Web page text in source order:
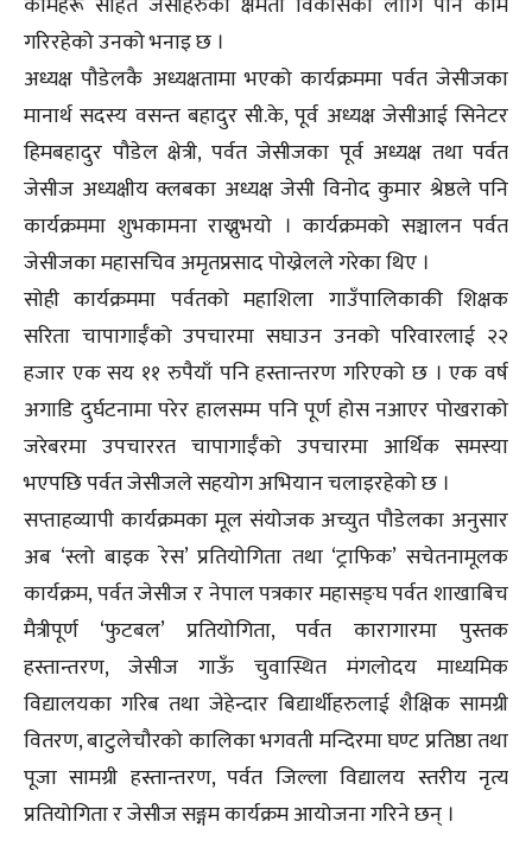
गरिरहेको उनको भनाइ छ ।
अध्यक्ष पौडेलकै अध्यक्षतामा भएको कार्यक्रममा पर्वत जेसीजका
मानार्थ सदस्य वसन्त बहादुर सी.के, पूर्व अध्यक्ष जेसीआई सिनेटर
हिमबहादुर पौडेल क्षेत्री, पर्वत जेसीजका पूर्व अध्यक्ष तथा पर्वत
जेसीज अध्यक्षीय क्लबका अध्यक्ष जेसी विनोद कुमार श्रेष्ठले पनि
कार्यक्रममा शुभकामना राख्नुभयो । कार्यक्रमको सञ्चालन पर्वत
जेसीजका महासचिव अमृतप्रसाद पोख्रेलले गरेका थिए ।
सोही कार्यक्रममा पर्वतको महाशिला गाउँपालिकाकी शिक्षक
सरिता चापागाईँको उपचारमा सघाउन उनको परिवारलाई २२
हजार एक सय ११ रुपैयाँ पनि हस्तान्तरण गरिएको छ । एक वर्ष
अगाडि दुर्घटनामा परेर हालसम्म पनि पूर्ण होस नआएर पोखराको
जरेबरमा उपचाररत चापागाईँको उपचारमा आर्थिक समस्या
भएपछि पर्वत जेसीजले सहयोग अभियान चलाइरहेको छ ।
सप्ताहव्यापी कार्यक्रमका मूल संयोजक अच्युत पौडेलका अनुसार
अब ‘स्लो बाइक रेस’ प्रतियोगिता तथा ‘ट्राफिक’ सचेतनामूलक
कार्यक्रम, पर्वत जेसीज र नेपाल पत्रकार महासङ्घ पर्वत शाखाबिच
मैत्रीपूर्ण ‘फुटबल’ प्रतियोगिता, पर्वत कारागारमा पुस्तक
हस्तान्तरण, जेसीज गाऊँ चुवास्थित मंगलोदय माध्यमिक
विद्यालयका गरिब तथा जेहेन्दार बिद्यार्थीहरुलाई शैक्षिक सामग्री
वितरण, बाटुलेचौरको कालिका भगवती मन्दिरमा घण्ट प्रतिष्ठा तथा
पूजा सामग्री हस्तान्तरण, पर्वत जिल्ला विद्यालय स्तरीय नृत्य
प्रतियोगिता र जेसीज सङ्गम कार्यक्रम आयोजना गरिने छन् ।